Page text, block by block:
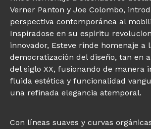
Verner Panton y Joe Colombo,
perspectiva contemporánea al
Inspiradose en su espiritu
innovador, Esteve rinde homenaje a
democratización del diseño, tan en
del siglo XX, fusionando de manera
fluida estética y funcionalidad
una refinada elegancia atemporal.
Con líneas suaves y curvas